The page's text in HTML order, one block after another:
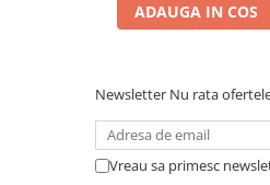
Componente
Placi video
ADAUGA IN COS
Newsletter Nu rata
Vreau sa primesc